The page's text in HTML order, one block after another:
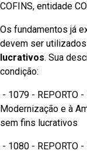
COFINS, entidade
Os fundamentos já
devem ser utilizados
lucrativos. Sua
condição:
- 1079 - REPORTO
Modernização e à
sem fins lucrativos
- 1080 - REPORTO